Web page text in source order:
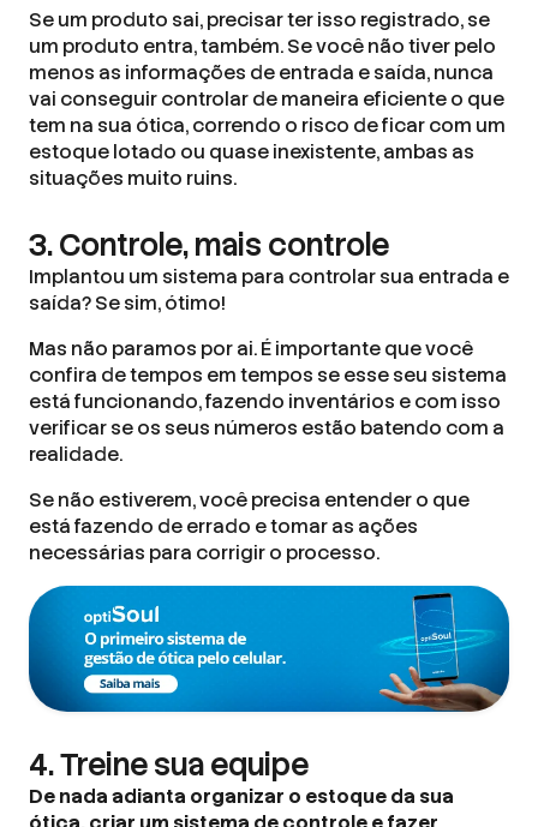
Se um produto sai, precisar ter isso registrado, se
um produto entra, também. Se você não tiver pelo
menos as informações de entrada e saída, nunca
vai conseguir controlar de maneira eficiente o que
tem na sua ótica, correndo o risco de ficar com um
estoque lotado ou quase inexistente, ambas as
situações muito ruins.
3. Controle, mais controle
Implantou um sistema para controlar sua entrada e
saída? Se sim, ótimo!
Mas não paramos por ai. É importante que você
confira de tempos em tempos se esse seu sistema
está funcionando, fazendo inventários e com isso
verificar se os seus números estão batendo com a
realidade.
Se não estiverem, você precisa entender o que
está fazendo de errado e tomar as ações
necessárias para corrigir o processo.
4. Treine sua equipe
De nada adianta organizar o estoque da sua